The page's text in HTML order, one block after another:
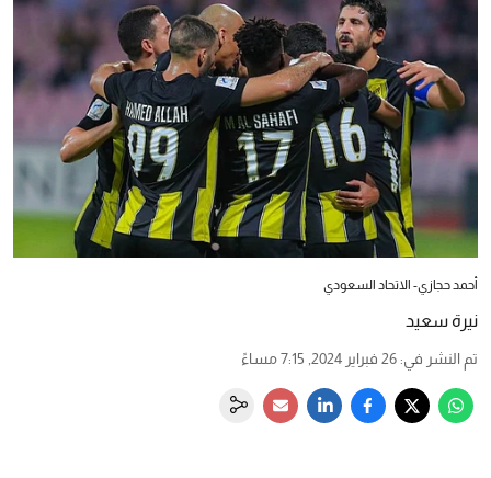
أحمد حجازي- الاتحاد السعودي
نيرة سعيد
تم النشر في: 26 فبراير 2024, 7:15 مساءً